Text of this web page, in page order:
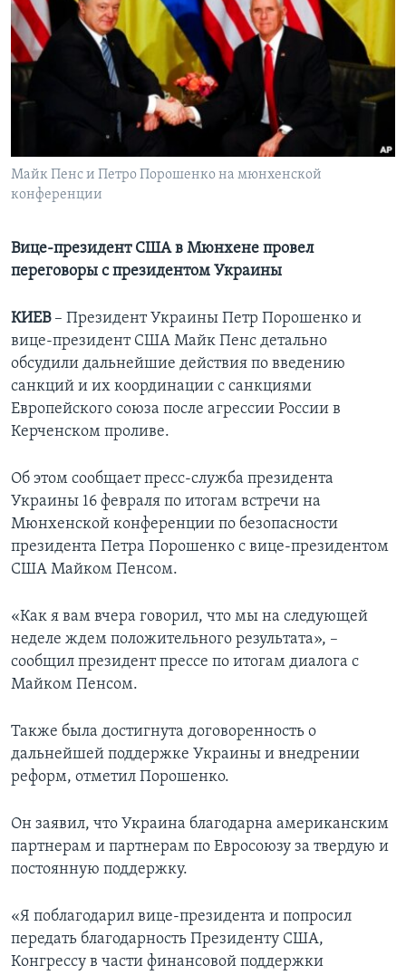
Learning English
СОЦИАЛЬНЫЕ СЕТИ
Языки
Майк Пенс и Петро Порошенко на мюнхенской
конференции
Вице-президент США в Мюнхене провел
переговоры с президентом Украины
КИЕВ– Президент Украины Петр Порошенко и
вице-президент США Майк Пенс детально
обсудили дальнейшие действия по введению
санкций и их координации с санкциями
Европейского союза после агрессии России в
Керченском проливе.
Об этом сообщает пресс-служба президента
Украины 16 февраля по итогам встречи на
Мюнхенской конференции по безопасности
президента Петра Порошенко с вице-президентом
США Майком Пенсом.
«Как я вам вчера говорил, что мы на следующей
неделе ждем положительного результата», –
сообщил президент прессе по итогам диалога с
Майком Пенсом.
Также была достигнута договоренность о
дальнейшей поддержке Украины и внедрении
реформ, отметил Порошенко.
Он заявил, что Украина благодарна американским
партнерам и партнерам по Евросоюзу за твердую и
постоянную поддержку.
«Я поблагодарил вице-президента и попросил
передать благодарность Президенту США,
Конгрессу в части финансовой поддержки